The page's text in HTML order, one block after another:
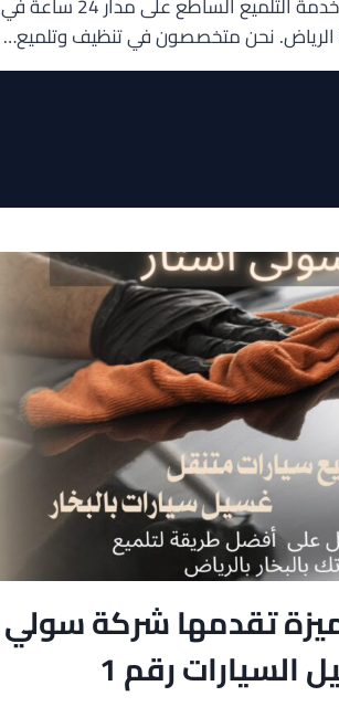
الرياض. نحن متخصصون في تنظيف وتلميع…
تقدمها شركة سولي
السيارات رقم 1